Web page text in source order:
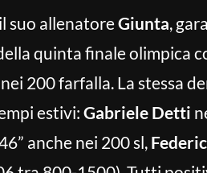
suo allenatoreGiunta,
quinta finale olimpica
nei 200 farfalla. La stessa
estivi: Gabriele Detti
anche nei 200 sl,